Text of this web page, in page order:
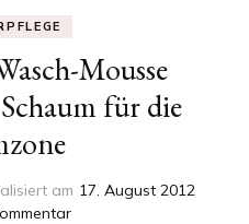
Mousse
für die
am 17. August 2012
zu